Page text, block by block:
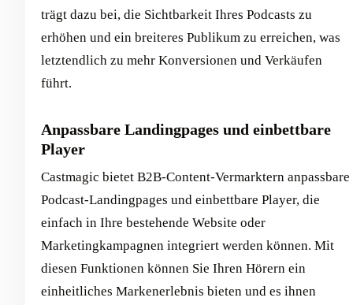
trägt dazu bei, die Sichtbarkeit Ihres Podcasts zu
erhöhen und ein breiteres Publikum zu erreichen, was
letztendlich zu mehr Konversionen und Verkäufen
führt.
Anpassbare Landingpages und einbettbare
Player
Castmagic bietet B2B-Content-Vermarktern anpassbare
Podcast-Landingpages und einbettbare Player, die
einfach in Ihre bestehende Website oder
Marketingkampagnen integriert werden können. Mit
diesen Funktionen können Sie Ihren Hörern ein
einheitliches Markenerlebnis bieten und es ihnen